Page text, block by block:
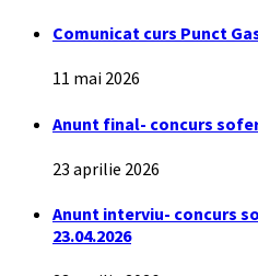
Comunicat curs Punct
11 mai 2026
Anunt final- concurs
23 aprilie 2026
Anunt interviu- concurs
23.04.2026